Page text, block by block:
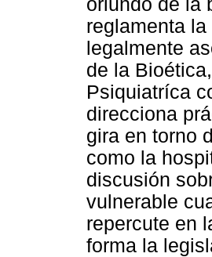
reglamenta
legalmente
de la
Psiquiatríca
direcciona
gira en torno
como la
discusión
vulnerable
repercute en
forma la